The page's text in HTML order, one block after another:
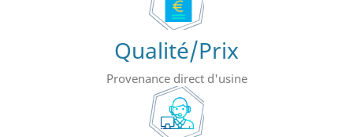
Qualité/Prix
Provenance direct d'usine